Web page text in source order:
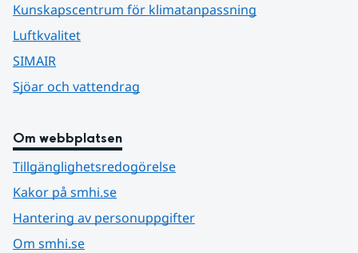
Kunskapscentrum för klimatanpassning
Luftkvalitet
SIMAIR
Sjöar och vattendrag
Om webbplatsen
Tillgänglighetsredogörelse
Kakor på smhi.se
Hantering av personuppgifter
Om smhi.se